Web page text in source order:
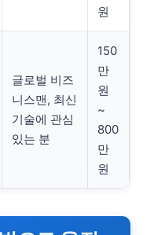
원
글로벌 비즈
니스맨, 최신
기술에 관심
있는 분
150
만
원
~
800
만
원